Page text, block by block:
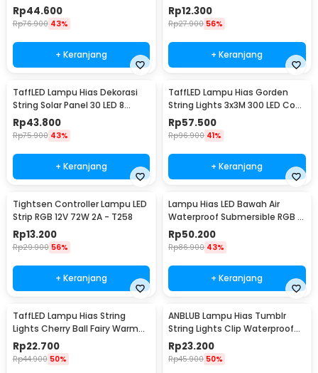
Rp44.600
Rp76.900 43%
+ Keranjang
50 LED 5M - G5
Rp12.300
Rp27.900 56%
+ Keranjang
TaffLED Lampu Hias Dekorasi
String Solar Panel 30 LED 8
Mode 6.5M - 896
Rp43.800
Rp75.900 43%
+ Keranjang
TaffLED Lampu Hias Gorden
String Lights 3x3M 300 LED Cool
White 18W - 300L
Rp57.500
Rp96.900 41%
+ Keranjang
Tightsen Controller Lampu LED
Strip RGB 12V 72W 2A - T258
Rp13.200
Rp29.900 56%
+ Keranjang
Lampu Hias LED Bawah Air
Waterproof Submersible RGB 2
PCS with Remote - 13017
Rp50.200
Rp86.900 43%
+ Keranjang
TaffLED Lampu Hias String
Lights Cherry Ball Fairy Warm
White 5M - LY20W
Rp22.700
Rp44.900 50%
ANBLUB Lampu Hias Tumblr
String Lights Clip Waterproof
20 LED 2M - 0606
Rp23.200
Rp45.900 50%